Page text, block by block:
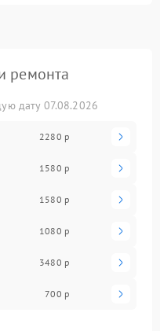
ремонта
дату 07.08.2026
2280 р
1580 р
1580 р
1080 р
3480 р
700 р